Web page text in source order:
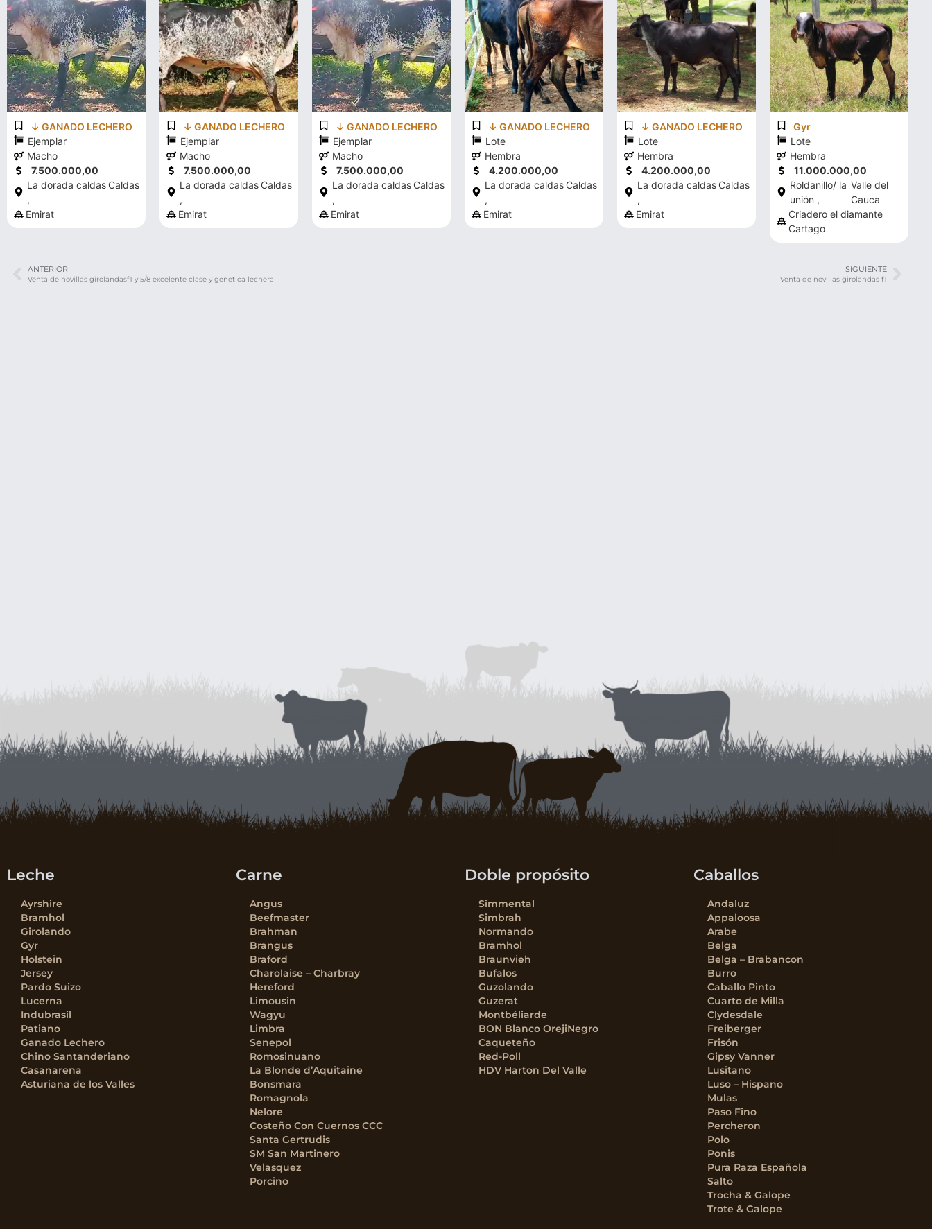
↓ GANADO LECHERO
Ejemplar
Macho
7.500.000,00
La dorada caldas
,
Caldas
Emirat
↓ GANADO LECHERO
Ejemplar
Macho
7.500.000,00
La dorada caldas
,
Caldas
Emirat
↓ GANADO LECHERO
Ejemplar
Macho
7.500.000,00
La dorada caldas
,
Caldas
Emirat
↓ GANADO LECHERO
Lote
Hembra
4.200.000,00
La dorada caldas
,
Caldas
Emirat
↓ GANADO LECHERO
Lote
Hembra
4.200.000,00
La dorada caldas
,
Caldas
Emirat
Gyr
Lote
Hembra
11.000.000,00
Roldanillo/ la
unión ,
Valle del
Cauca
Criadero el diamante
Cartago
ANTERIOR
Venta de novillas girolandasf1 y 5/8 excelente clase y genetica lechera
SIGUIENTE
Venta de novillas girolandas f1
Leche
Ayrshire
Bramhol
Girolando
Gyr
Holstein
Jersey
Pardo Suizo
Lucerna
Indubrasil
Patiano
Ganado Lechero
Chino Santanderiano
Casanarena
Asturiana de los Valles
Carne
Angus
Beefmaster
Brahman
Brangus
Braford
Charolaise – Charbray
Hereford
Limousin
Wagyu
Limbra
Senepol
Romosinuano
La Blonde d’Aquitaine
Bonsmara
Romagnola
Nelore
Costeño Con Cuernos CCC
Santa Gertrudis
SM San Martinero
Velasquez
Porcino
Doble propósito
Simmental
Simbrah
Normando
Bramhol
Braunvieh
Bufalos
Guzolando
Guzerat
Montbéliarde
BON Blanco OrejiNegro
Caqueteño
Red-Poll
HDV Harton Del Valle
Caballos
Andaluz
Appaloosa
Arabe
Belga
Belga – Brabancon
Burro
Caballo Pinto
Cuarto de Milla
Clydesdale
Freiberger
Frisón
Gipsy Vanner
Lusitano
Luso – Hispano
Mulas
Paso Fino
Percheron
Polo
Ponis
Pura Raza Española
Salto
Trocha & Galope
Trote & Galope